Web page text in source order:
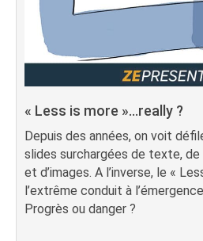
« Less is more »…really ?
Depuis des années, on voit
slides surchargées de texte,
et d’images. A l’inverse, le «
l’extrême conduit à
Progrès ou danger ?